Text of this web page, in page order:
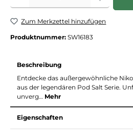
Zum Merkzettel hinzufügen
Produktnummer: SW16183
Beschreibung
Entdecke das außergewöhnliche
aus der legendären Pod Salt Serie.
unverg… Mehr
Eigenschaften